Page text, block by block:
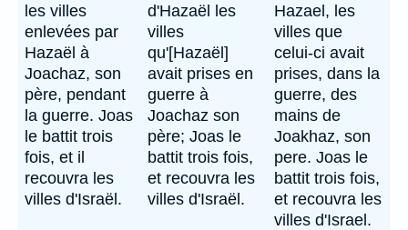
les villes
enlevées par
Hazaël à
Joachaz, son
père, pendant
la guerre. Joas
le battit trois
fois, et il
recouvra les
villes d'Israël.
d'Hazaël les
villes
qu'[Hazaël]
avait prises en
guerre à
Joachaz son
père; Joas le
battit trois fois,
et recouvra les
villes d'Israël.
Hazael, les
villes que
celui-ci avait
prises, dans la
guerre, des
mains de
Joakhaz, son
pere. Joas le
battit trois fois,
et recouvra les
villes d'Israel.